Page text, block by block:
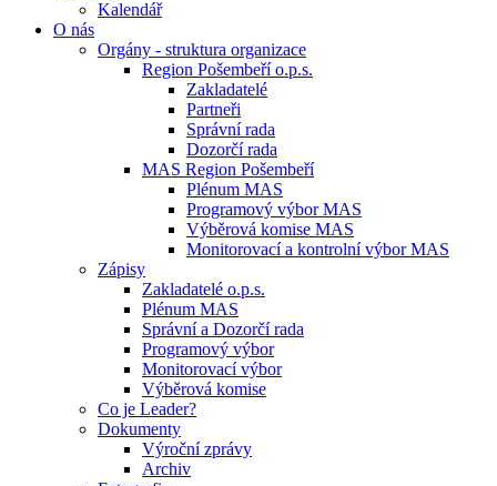
Kalendář
O nás
Orgány - struktura organizace
Region Pošembeří o.p.s.
Zakladatelé
Partneři
Správní rada
Dozorčí rada
MAS Region Pošembeří
Plénum MAS
Programový výbor MAS
Výběrová komise MAS
Monitorovací a kontrolní výbor MAS
Zápisy
Zakladatelé o.p.s.
Plénum MAS
Správní a Dozorčí rada
Programový výbor
Monitorovací výbor
Výběrová komise
Co je Leader?
Dokumenty
Výroční zprávy
Archiv